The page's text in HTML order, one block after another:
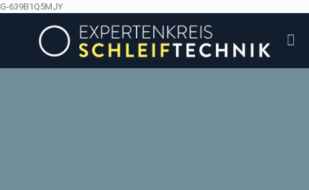
G-639B1Q5MJY